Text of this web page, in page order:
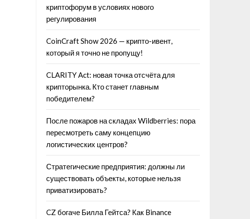
криптофорум в условиях нового
регулирования
CoinCraft Show 2026 — крипто-ивент,
который я точно не пропущу!
CLARITY Act: новая точка отсчёта для
крипторынка. Кто станет главным
победителем?
После пожаров на складах Wildberries: пора
пересмотреть саму концепцию
логистических центров?
Стратегические предприятия: должны ли
существовать объекты, которые нельзя
приватизировать?
CZ богаче Билла Гейтса? Как Binance